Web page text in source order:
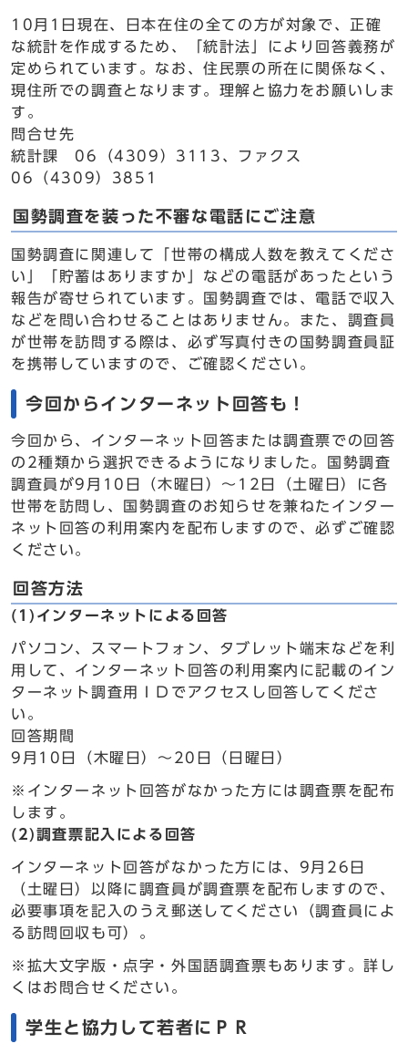
10月1日現在、日本在住の全ての方が対象で、正確
な統計を作成するため、「統計法」により回答義務が
定められています。なお、住民票の所在に関係なく、
現住所での調査となります。理解と協力をお願いしま
す。
問合せ先
統計課 06（4309）3113、ファクス
06（4309）3851
国勢調査を装った不審な電話にご注意
国勢調査に関連して「世帯の構成人数を教えてくださ
い」「貯蓄はありますか」などの電話があったという
報告が寄せられています。国勢調査では、電話で収入
などを問い合わせることはありません。また、調査員
が世帯を訪問する際は、必ず写真付きの国勢調査員証
を携帯していますので、ご確認ください。
今回からインターネット回答も！
今回から、インターネット回答または調査票での回答
の2種類から選択できるようになりました。国勢調査
調査員が9月10日（木曜日）～12日（土曜日）に各
世帯を訪問し、国勢調査のお知らせを兼ねたインター
ネット回答の利用案内を配布しますので、必ずご確認
ください。
回答方法
(1)インターネットによる回答
パソコン、スマートフォン、タブレット端末などを利
用して、インターネット回答の利用案内に記載のイン
ターネット調査用ＩＤでアクセスし回答してくださ
い。
回答期間
9月10日（木曜日）～20日（日曜日）
※インターネット回答がなかった方には調査票を配布
します。
(2)調査票記入による回答
インターネット回答がなかった方には、9月26日
（土曜日）以降に調査員が調査票を配布しますので、
必要事項を記入のうえ郵送してください（調査員によ
る訪問回収も可）。
※拡大文字版・点字・外国語調査票もあります。詳し
くはお問合せください。
学生と協力して若者にＰＲ